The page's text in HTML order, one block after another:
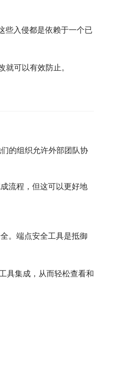
些入侵都是依赖于一个已
可以有效防止。
的组织允许外部团队协
流程，但这可以更好地
。端点安全工具是抵御
具集成，从而轻松查看和